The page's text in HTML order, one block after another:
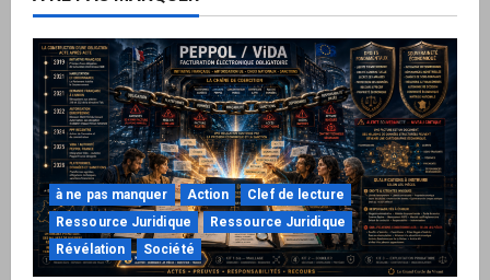
à ne pas manquer Action
Clef de lecture
Ressource Juridique
Ressource Juridique
Révélation
Société